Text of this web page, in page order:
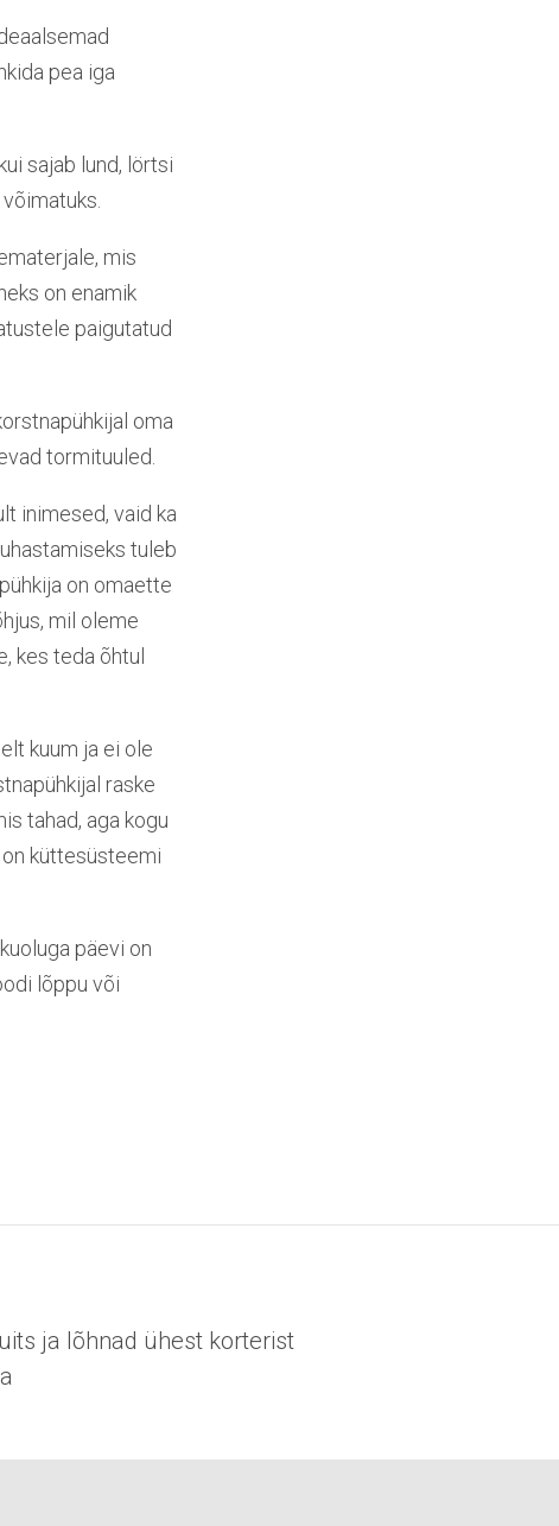
pea iga
sajab lund, lörtsi
mis
on enamik
paigutatud
oma
tormituuled.
inimesed, vaid ka
tuleb
on omaette
mil oleme
kes teda õhtul
kuum ja ei ole
raske
tahad, aga kogu
küttesüsteemi
päevi on
lõppu või
ja lõhnad ühest korterist